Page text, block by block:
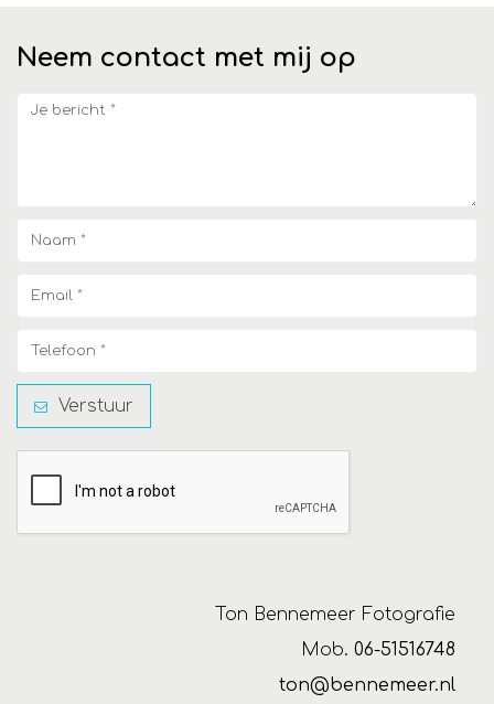
Neem contact met mij op
Verstuur
Ton Bennemeer Fotografie
Mob. 06-51516748
ton@bennemeer.nl